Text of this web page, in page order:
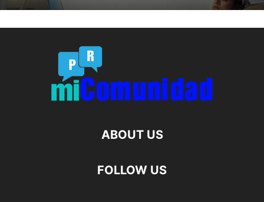
ABOUT US
FOLLOW US